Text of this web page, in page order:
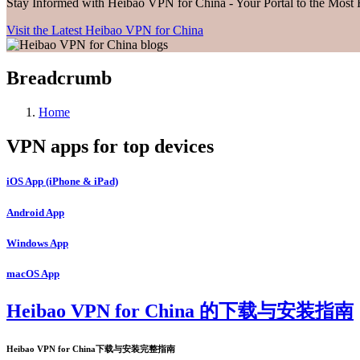
Visit the Latest Heibao VPN for China
Breadcrumb
Home
VPN apps for top devices
iOS App (iPhone & iPad)
Android App
Windows App
macOS App
Heibao VPN for China 的下载与安装指南
Heibao VPN for China下载与安装完整指南